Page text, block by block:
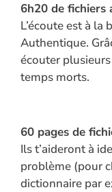
6h20 de fichiers
L’écoute est à la
Authentique.
écouter
temps morts.
60 pages de
Ils t’aideront à
problème (pour
dictionnaire par
Back
to
Login